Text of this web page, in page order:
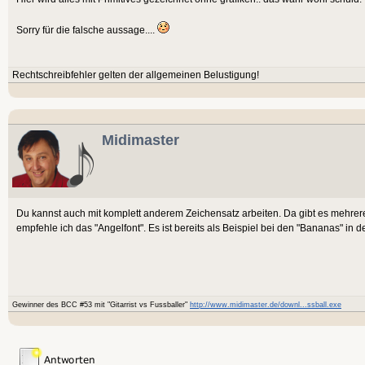
Function
DrawRect 0, 0,
SetColor 255, 255, 255
SetBlend AlphaBlend
DrawText "LOL", 10, 10
DrawText TouchX() + " " +
End
DesktopHeight())
Return 1
Function
End Function
Function
End Function
#End If
Class Game Extends App
DrawRect 0, 0,
SetColor 255, 255, 255
SetBlend AlphaBlend
Sorry für die falsche aussage....
Rechtschreibfehler gelten der allgemeinen Belustigung!
Midimaster
Du kannst auch mit komplett anderem Zeichensatz arbeiten. Da gibt es
empfehle ich das "Angelfont". Es ist bereits als Beispiel bei den "Bananas" in
Gewinner des BCC #53 mit "Gitarrist vs Fussballer" http://www.midimaster.de/downl...ssball.exe